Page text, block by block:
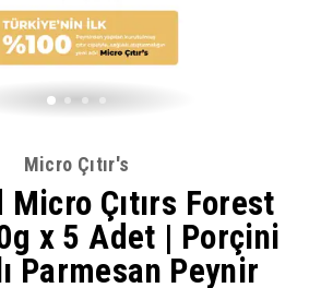
Micro Çıtır's
Çıtırs Forest
x 5 Adet | Porçini
Parmesan Peynir